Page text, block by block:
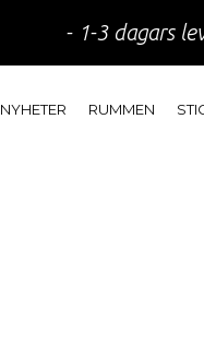
- 1-3 dagars
NYHETER RUMMEN